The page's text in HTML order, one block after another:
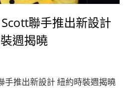
聯手推出新設計
週揭曉
手推出新設計 紐約時裝週揭曉